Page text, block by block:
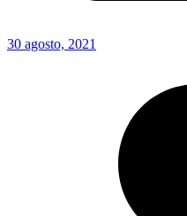
30 agosto, 2021